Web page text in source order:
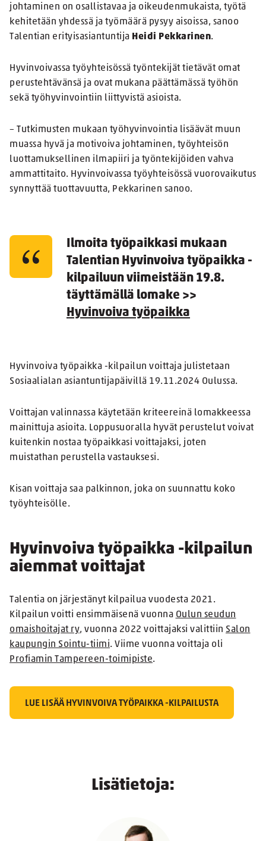
johtaminen on osallistavaa ja oikeudenmukaista, työtä
kehitetään yhdessä ja työmäärä pysyy aisoissa, sanoo
Talentian erityisasiantuntija Heidi Pekkarinen.
Hyvinvoivassa työyhteisössä työntekijät tietävät omat
perustehtävänsä ja ovat mukana päättämässä työhön
sekä työhyvinvointiin liittyvistä asioista.
– Tutkimusten mukaan työhyvinvointia lisäävät muun
muassa hyvä ja motivoiva johtaminen, työyhteisön
luottamuksellinen ilmapiiri ja työntekijöiden vahva
ammattitaito. Hyvinvoivassa työyhteisössä vuorovaikutus
synnyttää tuottavuutta, Pekkarinen sanoo.
Ilmoita työpaikkasi mukaan
Talentian Hyvinvoiva työpaikka -
kilpailuun viimeistään 19.8.
täyttämällä lomake >>
Hyvinvoiva työpaikka
Hyvinvoiva työpaikka -kilpailun voittaja julistetaan
Sosiaalialan asiantuntijapäivillä 19.11.2024 Oulussa.
Voittajan valinnassa käytetään kriteereinä lomakkeessa
mainittuja asioita. Loppusuoralla hyvät perustelut voivat
kuitenkin nostaa työpaikkasi voittajaksi, joten
muistathan perustella vastauksesi.
Kisan voittaja saa palkinnon, joka on suunnattu koko
työyhteisölle.
Hyvinvoiva työpaikka -kilpailun
aiemmat voittajat
Talentia on järjestänyt kilpailua vuodesta 2021.
Kilpailun voitti ensimmäisenä vuonna Oulun seudun
omaishoitajat ry, vuonna 2022 voittajaksi valittiin Salon
kaupungin Sointu-tiimi. Viime vuonna voittaja oli
Profiamin Tampereen-toimipiste.
LUE LISÄÄ HYVINVOIVA TYÖPAIKKA -KILPAILUSTA
Lisätietoja: